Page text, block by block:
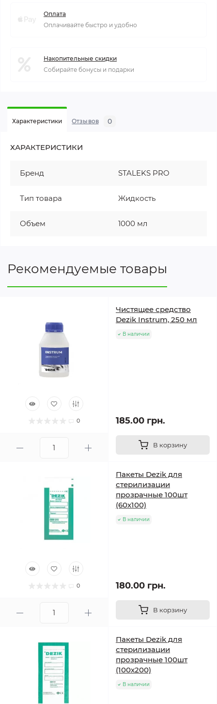
Оплата
Оплачивайте быстро и удобно
Накопительные скидки
Собирайте бонусы и подарки
Характеристики Отзывов 0
ХАРАКТЕРИСТИКИ
Бренд STALEKS PRO
Тип товара Жидкость
Объем 1000 мл
Рекомендуемые товары
0
Чистящее средство
Dezik Instrum, 250 мл
В наличии
185.00 грн.
В корзину
0
Пакеты Dezik для
стерилизации
прозрачные 100шт
(60х100)
В наличии
180.00 грн.
В корзину
Пакеты Dezik для
стерилизации
прозрачные 100шт
(100х200)
В наличии